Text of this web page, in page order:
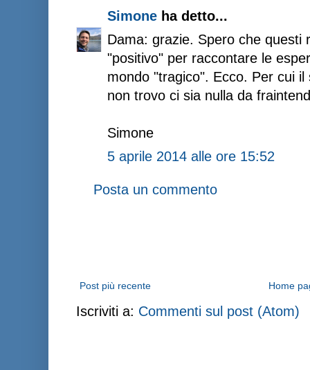
Simone ha detto...
Dama: grazie. Spero che questi
"positivo" per raccontare le
mondo "tragico". Ecco. Per cui
non trovo ci sia nulla da
Simone
5 aprile 2014 alle ore 15:52
Posta un commento
Post più recente Home
Iscriviti a: Commenti sul post (Atom)